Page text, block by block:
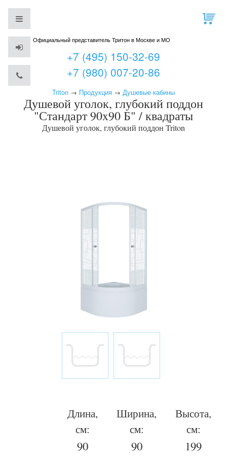
Официальный представитель Тритон в Москве и МО
+7 (495) 150-32-69
+7 (980) 007-20-86
Triton → Продукция → Душевые кабины
Душевой уголок, глубокий поддон
"Стандарт 90x90 Б" / квадраты
Душевой уголок, глубокий поддон Triton
Длина,
см:
90
Ширина,
см:
90
Высота,
см:
199